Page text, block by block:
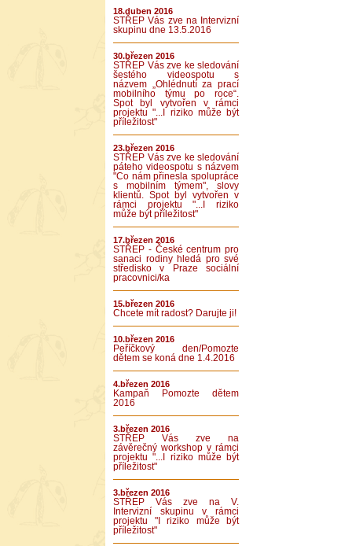
18.duben 2016
STŘEP Vás zve na Intervizní
skupinu dne 13.5.2016
30.březen 2016
STŘEP Vás zve ke sledování
šestého videospotu s
názvem „Ohlédnutí za prací
mobilního týmu po roce“.
Spot byl vytvořen v rámci
projektu "...I riziko může být
příležitost"
23.březen 2016
STŘEP Vás zve ke sledování
páteho videospotu s názvem
"Co nám přinesla spolupráce
s mobilním týmem", slovy
klientů. Spot byl vytvořen v
rámci projektu "...I riziko
může být příležitost"
17.březen 2016
STŘEP - České centrum pro
sanaci rodiny hledá pro své
středisko v Praze sociální
pracovnici/ka
15.březen 2016
Chcete mít radost? Darujte ji!
10.březen 2016
Peříčkový den/Pomozte
dětem se koná dne 1.4.2016
4.březen 2016
Kampaň Pomozte dětem
2016
3.březen 2016
STŘEP Vás zve na
závěrečný workshop v rámci
projektu "...I riziko může být
příležitost"
3.březen 2016
STŘEP Vás zve na V.
Intervizní skupinu v rámci
projektu "I riziko může být
příležitost"